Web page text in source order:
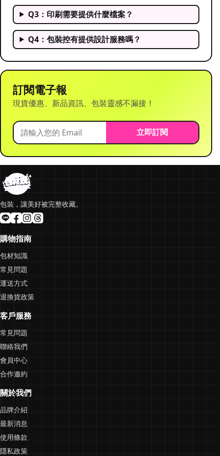
Q3：印刷需要提供什麼檔案？
Q4：包裝控有提供設計服務嗎？
訂閱電子報
現貨優惠、新品資訊、包裝靈感不漏接！
立即訂閱
包裝，讓美好被完整收藏。
購物指南
包材知識
常見問題
運送方式
退換貨政策
客戶服務
常見問題
聯絡我們
會員中心
合作邀約
關於我們
品牌介紹
最新消息
使用條款
隱私政策